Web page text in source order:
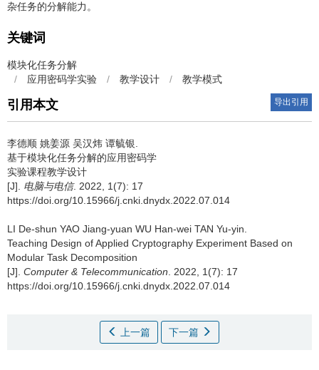
杂任务的分解能力。
关键词
模块化任务分解
/
应用密码学实验 / 教学设计 / 教学模式
引用本文 导出引用
李德顺 姚姜源 吴汉炜 谭毓银.
基于模块化任务分解的应用密码学
实验课程教学设计
[J]. 电脑与电信. 2022, 1(7): 17
https://doi.org/10.15966/j.cnki.dnydx.2022.07.014
LI De-shun YAO Jiang-yuan WU Han-wei TAN Yu-yin.
Teaching Design of Applied Cryptography Experiment Based on
Modular Task Decomposition
[J]. Computer & Telecommunication . 2022, 1(7): 17
https://doi.org/10.15966/j.cnki.dnydx.2022.07.014
上一篇 下一篇